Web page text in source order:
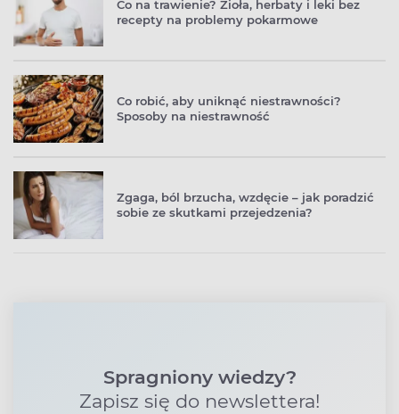
Co na trawienie? Zioła, herbaty i leki bez
recepty na problemy pokarmowe
Co robić, aby uniknąć niestrawności?
Sposoby na niestrawność
Zgaga, ból brzucha, wzdęcie – jak poradzić
sobie ze skutkami przejedzenia?
Spragniony wiedzy?
Zapisz się do newslettera!